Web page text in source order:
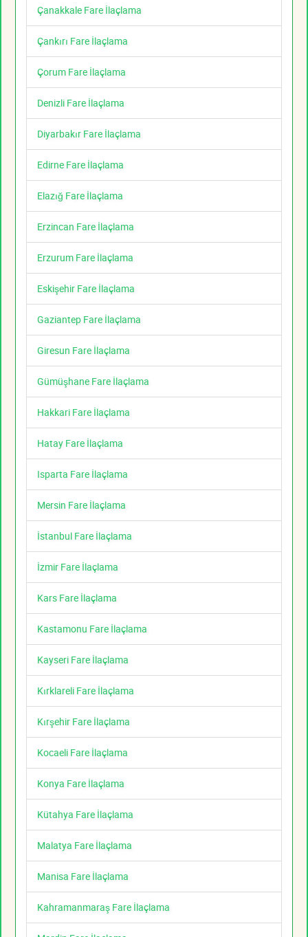
Çanakkale Fare İlaçlama
Çankırı Fare İlaçlama
Çorum Fare İlaçlama
Denizli Fare İlaçlama
Diyarbakır Fare İlaçlama
Edirne Fare İlaçlama
Elazığ Fare İlaçlama
Erzincan Fare İlaçlama
Erzurum Fare İlaçlama
Eskişehir Fare İlaçlama
Gaziantep Fare İlaçlama
Giresun Fare İlaçlama
Gümüşhane Fare İlaçlama
Hakkari Fare İlaçlama
Hatay Fare İlaçlama
Isparta Fare İlaçlama
Mersin Fare İlaçlama
İstanbul Fare İlaçlama
İzmir Fare İlaçlama
Kars Fare İlaçlama
Kastamonu Fare İlaçlama
Kayseri Fare İlaçlama
Kırklareli Fare İlaçlama
Kırşehir Fare İlaçlama
Kocaeli Fare İlaçlama
Konya Fare İlaçlama
Kütahya Fare İlaçlama
Malatya Fare İlaçlama
Manisa Fare İlaçlama
Kahramanmaraş Fare İlaçlama